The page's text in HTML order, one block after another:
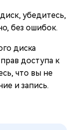
убедитесь,
без ошибок.
диска
доступа к
что вы не
и запись.